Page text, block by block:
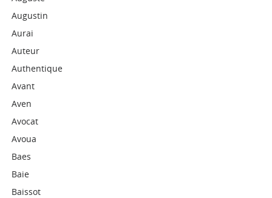
Augustin
Aurai
Auteur
Authentique
Avant
Aven
Avocat
Avoua
Baes
Baie
Baissot